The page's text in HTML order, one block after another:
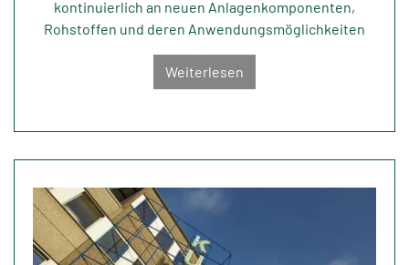
kontinuierlich an neuen Anlagenkomponenten,
Rohstoffen und deren Anwendungsmöglichkeiten
Weiterlesen